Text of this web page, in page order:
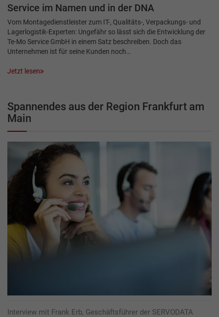
Service im Namen und in der DNA
Vom Montagedienstleister zum IT-, Qualitäts-, Verpackungs- und
Lagerlogistik-Experten: Ungefähr so lässt sich die Entwicklung der
Te-Mo Service GmbH in einem Satz beschreiben. Doch das
Unternehmen ist für seine Kunden noch…
Jetzt lesen
Spannendes aus der Region Frankfurt am
Main
Interview mit Frank Erb, Geschäftsführer der SERVODATA